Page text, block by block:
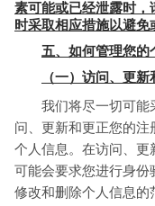
素可能或已经泄露时，
时采取相应措施以避免
五、如何管理您的
（一）访问、更新
我们将尽一切可能
问、更新和更正您的
个人信息。在访问、更
可能会要求您进行身份
修改和删除个人信息的